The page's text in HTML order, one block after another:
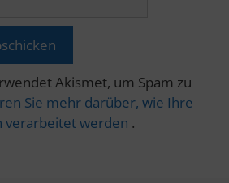
Akismet, um Spam zu
Sie mehr darüber, wie Ihre
verarbeitet werden .